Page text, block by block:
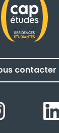
contacter
Instagram